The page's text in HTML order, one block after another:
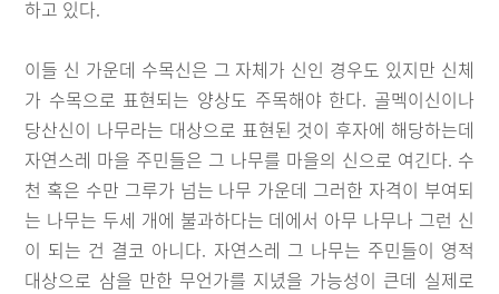
하고 있다.
이들 신 가운데 수목신은 그 자체가 신인 경우도 있지만 신체
가 수목으로 표현되는 양상도 주목해야 한다. 골멕이신이나
당산신이 나무라는 대상으로 표현된 것이 후자에 해당하는데
자연스레 마을 주민들은 그 나무를 마을의 신으로 여긴다. 수
천 혹은 수만 그루가 넘는 나무 가운데 그러한 자격이 부여되
는 나무는 두세 개에 불과하다는 데에서 아무 나무나 그런 신
이 되는 건 결코 아니다. 자연스레 그 나무는 주민들이 영적
대상으로 삼을 만한 무언가를 지녔을 가능성이 큰데 실제로